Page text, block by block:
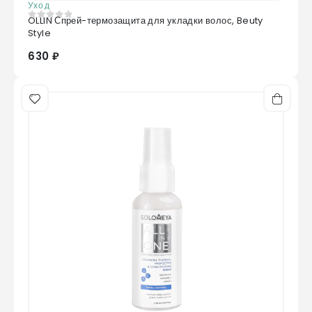
Methionine, Cystine, Tryptophan
Уход
0из 5
OLLIN Спрей-термозащита для укладки волос, Beuty
Style
630 ₽